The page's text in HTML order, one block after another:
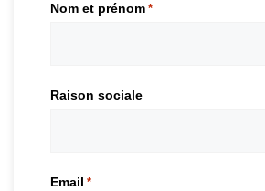
Nom et prénom *
Raison sociale
Email *